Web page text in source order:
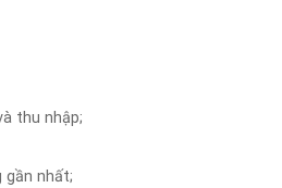
thu nhập;
gần nhất;